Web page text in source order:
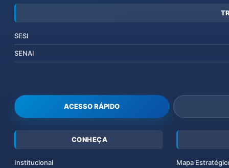
SESI
SENAI
ACESSO RÁPIDO
CONHEÇA
Institucional Mapa